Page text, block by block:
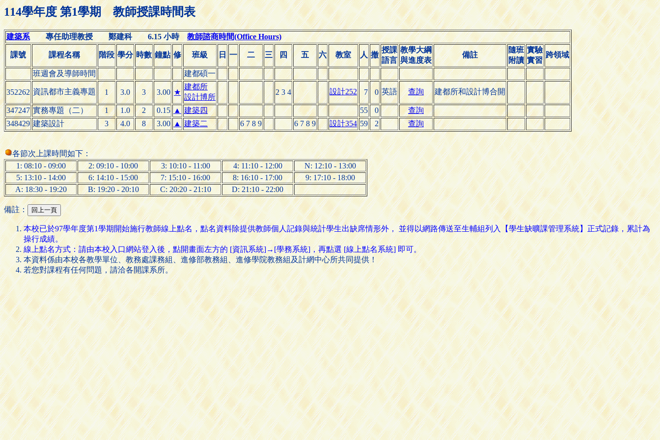
114學年度 第1學期 教師授課時間表
建築系專任助理教授 鄭建科 6.15 小時教師諮商時間(Office Hours)
課號 課程名稱 階段 學分 時數 鐘點 修 班級 日 一 二 三 四 五 六 教室 人 撤
授課
語言
教學大綱
與進度表
備註
隨班
附讀
實驗
實習
跨領域
班週會及導師時間 建都碩一
352262 資訊都市主義專題 1 3.0 3 3.00 ★
建都所
設計博所
2 3 4 設計252 7 0 英語 查詢 建都所和設計博合開
347247 實務專題（二） 1 1.0 2 0.15 ▲ 建築四 55 0
查詢
348429 建築設計 3 4.0 8 3.00 ▲ 建築二 6 7 8 9 6 7 8 9 設計354 59 2 查詢
各節次上課時間如下：
1: 08:10 - 09:00
2: 09:10 - 10:00 3: 10:10 - 11:00 4: 11:10 - 12:00
N: 12:10 - 13:00
5: 13:10 - 14:00
6: 14:10 - 15:00 7: 15:10 - 16:00 8: 16:10 - 17:00
9: 17:10 - 18:00
A: 18:30 - 19:20
B: 19:20 - 20:10 C: 20:20 - 21:10 D: 21:10 - 22:00
備註：
本校已於97學年度第1學期開始施行教師線上點名，點名資料除提供教師個人記錄與統計學生出缺席情形外， 並得以網路傳送至生輔組列入【學生缺曠課管理系統】正式記錄，累計為
操行成績。
線上點名方式：請由本校入口網站登入後，點開畫面左方的 [資訊系統]→[學務系統]，再點選 [線上點名系統] 即可。
本資料係由本校各教學單位、教務處課務組、進修部教務組、進修學院教務組及計網中心所共同提供！
若您對課程有任何問題，請洽各開課系所。